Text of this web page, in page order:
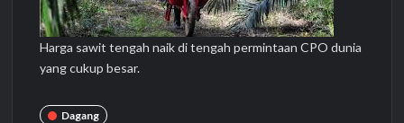
Harga sawit tengah naik di tengah permintaan CPO dunia
yang cukup besar.
Dagang